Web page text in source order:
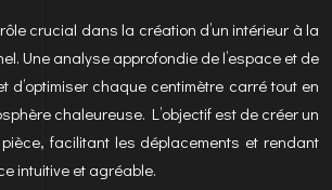
rôle crucial dans la création d’un intérieur à la
Une analyse approfondie de l’espace et de
d’optimiser chaque centimètre carré tout en
chaleureuse. L’objectif est de créer un
facilitant les déplacements et rendant
intuitive et agréable.